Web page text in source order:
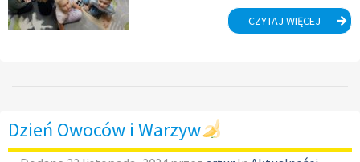
CZYTAJ WIĘCEJ PIĘĆ
DYŃ
Dzień Owoców i Warzyw